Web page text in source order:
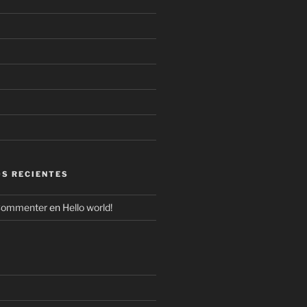
RECIENTES
en Hello world!